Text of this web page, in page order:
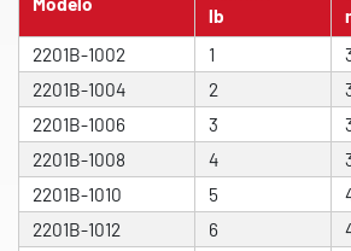
lb
2201B-1002
1
2201B-1004
2
2201B-1006
3
2201B-1008
4
2201B-1010
5
2201B-1012
6